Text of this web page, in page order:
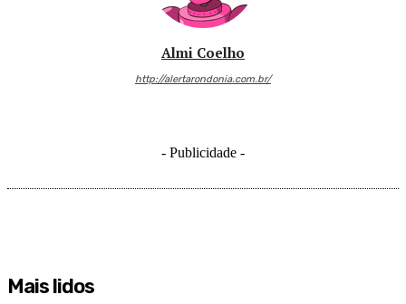
Almi Coelho
http://alertarondonia.com.br/
- Publicidade -
Mais lidos